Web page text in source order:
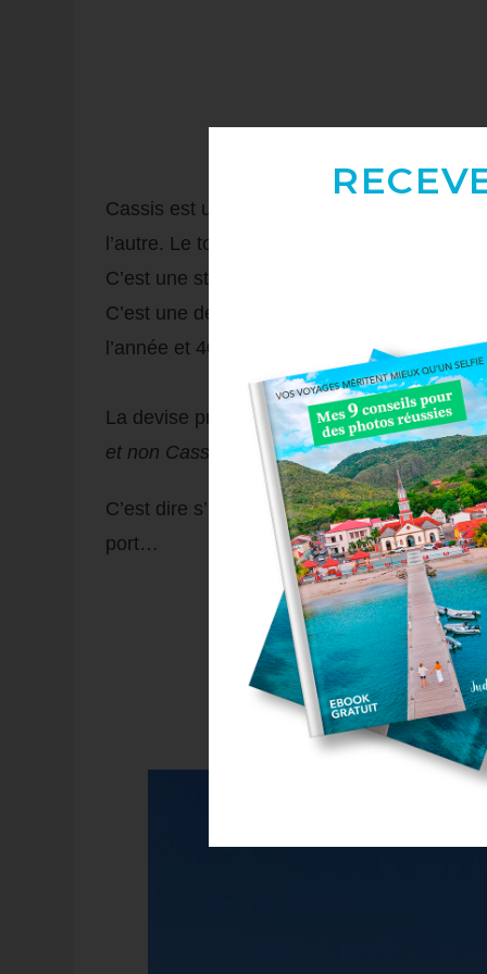
Cassis est une jolie commune du
l’autre. Le tout, bordé par la
C’est une station balnéaire
C’est une destination qui attire
l’année et 40 000 l’été !!!
La devise provençale de la commune est«
et non Cassis, n’a rien vu. »Phrase écrite
C’est dire s’ils sont fiers de leur ville. Et
port…